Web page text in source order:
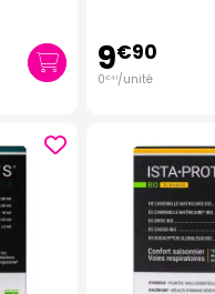
9€90
0€41/unité